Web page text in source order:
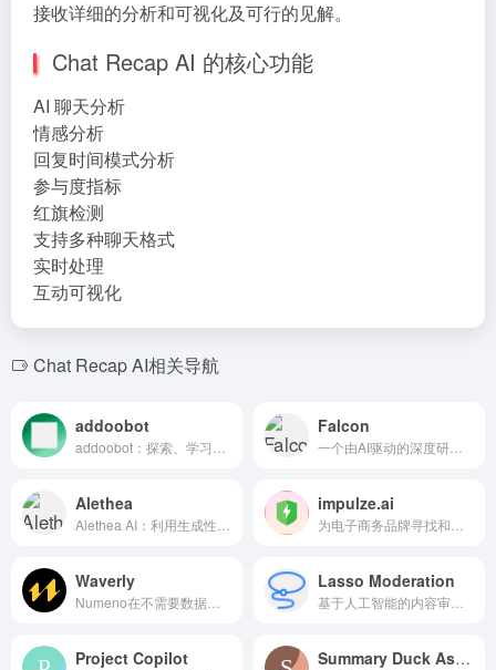
接收详细的分析和可视化及可行的见解。
Chat Recap AI 的核心功能
AI 聊天分析
情感分析
回复时间模式分析
参与度指标
红旗检测
支持多种聊天格式
实时处理
互动可视化
Chat Recap AI相关导航
addoobot Falcon
Alethea impulze.ai
Waverly Lasso Moderation
Project Copilot Summary Duck Assistant